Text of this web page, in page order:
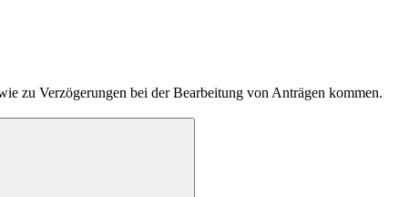
zu Verzögerungen bei der Bearbeitung von Anträgen kommen.